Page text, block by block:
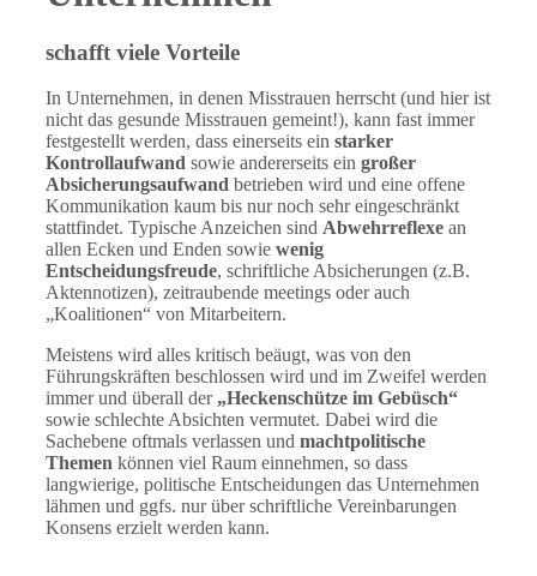
schafft viele Vorteile
In Unternehmen, in denen Misstrauen herrscht (und hier ist
nicht das gesunde Misstrauen gemeint!), kann fast immer
festgestellt werden, dass einerseits ein starker
Kontrollaufwand sowie andererseits ein großer
Absicherungsaufwand betrieben wird und eine offene
Kommunikation kaum bis nur noch sehr eingeschränkt
stattfindet. Typische Anzeichen sind Abwehrreflexe an
allen Ecken und Enden sowie wenig
Entscheidungsfreude, schriftliche Absicherungen (z.B.
Aktennotizen), zeitraubende meetings oder auch
„Koalitionen“ von Mitarbeitern.
Meistens wird alles kritisch beäugt, was von den
Führungskräften beschlossen wird und im Zweifel werden
immer und überall der „Heckenschütze im Gebüsch“
sowie schlechte Absichten vermutet. Dabei wird die
Sachebene oftmals verlassen und machtpolitische
Themen können viel Raum einnehmen, so dass
langwierige, politische Entscheidungen das Unternehmen
lähmen und ggfs. nur über schriftliche Vereinbarungen
Konsens erzielt werden kann.